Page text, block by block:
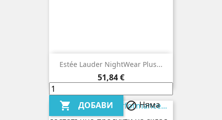
Estée Lauder NightWear Plus...
Цена
51,84 €
 ДОБАВИ Няма